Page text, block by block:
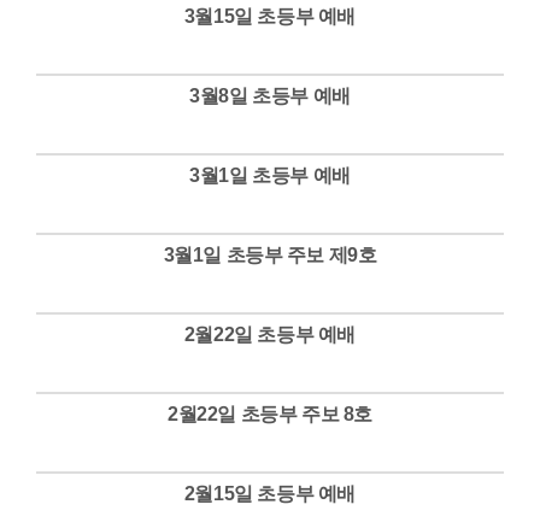
3월15일 초등부 예배
3월8일 초등부 예배
3월1일 초등부 예배
3월1일 초등부 주보 제9호
2월22일 초등부 예배
2월22일 초등부 주보 8호
2월15일 초등부 예배